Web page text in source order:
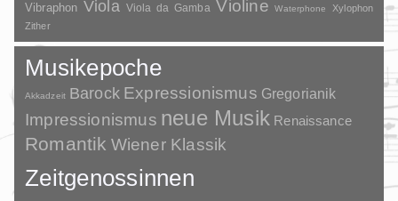
Vibraphon Viola Viola da Gamba Violine Waterphone
Xylophon
Zither
Musikepoche
Akkadzeit Barock Expressionismus Gregorianik
Impressionismus neue Musik Renaissance
Romantik Wiener Klassik
Zeitgenossinnen